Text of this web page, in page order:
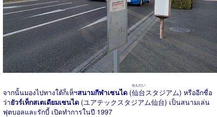
จากนั้นมองไปทางใต้ก็เห็ฯสนามกีฬาเซนได (仙台
せんだい
スタジアム) หรืออีกชื่อ
ว่ายัวร์เท็กสเตเดียมเซนได (ユアテックスタジアム仙台) เป็นสนามเล่น
ฟุตบอลและรักบี้ เปิดทำการในปี 1997